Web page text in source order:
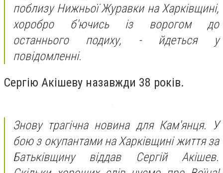
поблизу Нижньої Журавки на Харківщині,
хоробро б'ючись із ворогом до
останнього подиху, - йдеться у
повідомленні.
Сергію Акішеву назавжди 38 років.
Знову трагічна новина для Кам'янця. У
бою з окупантами на Харківщині життя за
Батьківщину віддав Сергій Акішев.